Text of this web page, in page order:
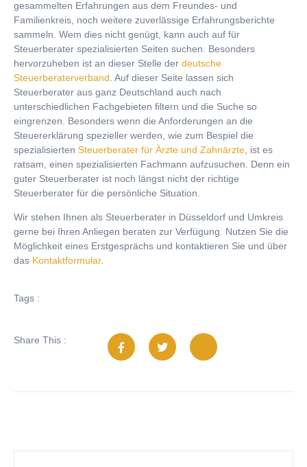
gesammelten Erfahrungen aus dem Freundes- und
Familienkreis, noch weitere zuverlässige Erfahrungsberichte
sammeln. Wem dies nicht genügt, kann auch auf für
Steuerberater spezialisierten Seiten suchen. Besonders
hervorzuheben ist an dieser Stelle der deutsche
Steuerberaterverband . Auf dieser Seite lassen sich
Steuerberater aus ganz Deutschland auch nach
unterschiedlichen Fachgebieten filtern und die Suche so
eingrenzen. Besonders wenn die Anforderungen an die
Steuererklärung spezieller werden, wie zum Bespiel die
spezialisierten Steuerberater für Ärzte und Zahnärzte , ist es
ratsam, einen spezialisierten Fachmann aufzusuchen. Denn ein
guter Steuerberater ist noch längst nicht der richtige
Steuerberater für die persönliche Situation.
Wir stehen Ihnen als Steuerberater in Düsseldorf und Umkreis
gerne bei Ihren Anliegen beraten zur Verfügung. Nutzen Sie die
Möglichkeit eines Erstgesprächs und kontaktieren Sie und über
das Kontaktformular.
Tags :
Share This :